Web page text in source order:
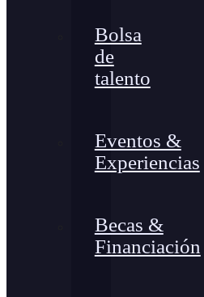
Bolsa
de
talento
Eventos &
Experiencias
Becas &
Financiación